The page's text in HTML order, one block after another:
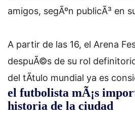
amigos, segÃºn publicÃ³ en
A partir de las 16, el Arena
despuÃ©s de su rol
del tÃ­tulo mundial ya es
el futbolista mÃ¡s
historia de la ciudad